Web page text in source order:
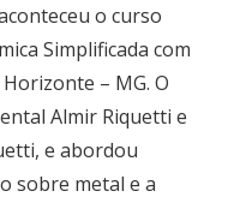
o curso
Simplificada com
– MG. O
Almir Riquetti e
e abordou
sobre metal e a